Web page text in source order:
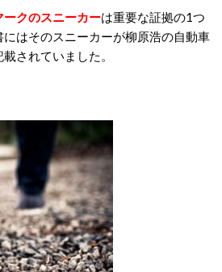
ークのスニーカーは重要な証拠の1つ
はそのスニーカーが柳原浩の自動車
されていました。